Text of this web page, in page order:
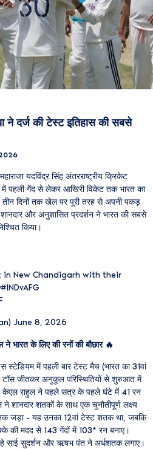
ने दर्ज की टेस्ट इतिहास की सबसे
यदविंद्र सिंह अंतरराष्ट्रीय क्रिकेट
पहली गेंद से लेकर आखिरी विकेट तक भारत का
तीन दिनों तक खेल पर पूरी तरह से अपनी पकड़
और अनुशासित प्रदर्शन ने भारत की सबसे
किया।
New Chandigarh with their
#INDvAFG
June 8, 2026
भारत के लिए की रनों की बौछार 🔥
में पहली बार टेस्ट मैच (भारत का 31वां
टॉस जीतकर अनुकूल परिस्थितियों से शुरुआत में
केएल राहुल ने पहले सत्र के पहले घंटे में 41 रन
शानदार शतकों के साथ एक चुनौतीपूर्ण लक्ष्य
जड़ा - यह उनका 12वां टेस्ट शतक था, जबकि
की मदद से 143 गेंदों में 103* रन बनाए।
साई सुदर्शन और ऋषभ पंत ने अर्धशतक लगाए।